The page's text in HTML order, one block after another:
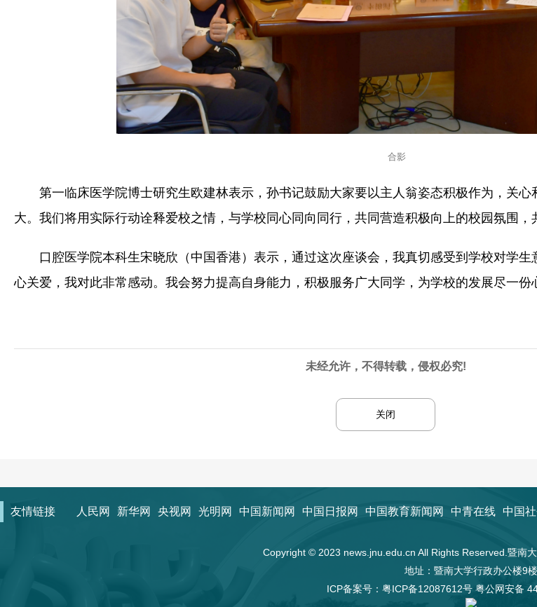
合影
第一临床医学院博士研究生欧建林表示，孙书记鼓励大家要以主人翁姿态积极作为，关
大。我们将用实际行动诠释爱校之情，与学校同心同向同行，共同营造积极向上的校园氛围，
口腔医学院本科生宋晓欣（中国香港）表示，通过这次座谈会，我真切感受到学校对学
心关爱，我对此非常感动。我会努力提高自身能力，积极服务广大同学，为学校的发展尽一份
未经允许，不得转载，侵权必究!
关闭
友情链接 人民网 新华网 央视网 光明网 中国新闻网 中国日报网 中国教育新闻网 中青在线 中国
Copyright © 2023 news.jnu.edu.cn All Rights Reserved.暨南
地址：暨南大学行政办公楼9楼
ICP备案号： 粤ICP备12087612号 粤公网安备